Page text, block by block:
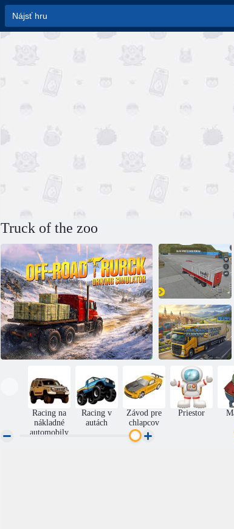
Truck of the zoo
Simulátor
nákladných áut
17
Nákladní
prepravcovia
Európy 2
Racing na
nákladné
automobily
Racing v
autách
Závod pre
chlapcov
Priestor